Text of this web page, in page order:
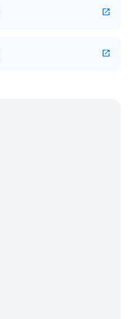
open_in_new
open_in_new